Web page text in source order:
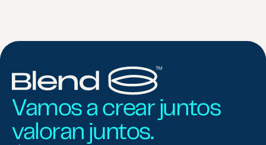
Vamos a crear juntos
valoran juntos.